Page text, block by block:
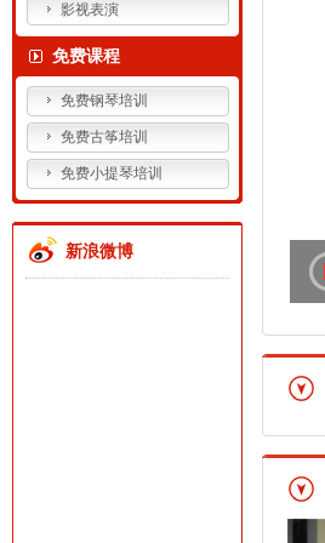
影视表演
免费课程
免费钢琴培训
免费古筝培训
免费小提琴培训
新浪微博